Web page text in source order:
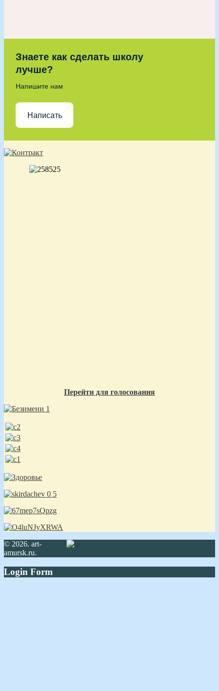
Знаете как сделать школу
лучше?
Напишите нам
Написать
Перейти для голосования
© 2026. art-
amursk.ru.
Login Form